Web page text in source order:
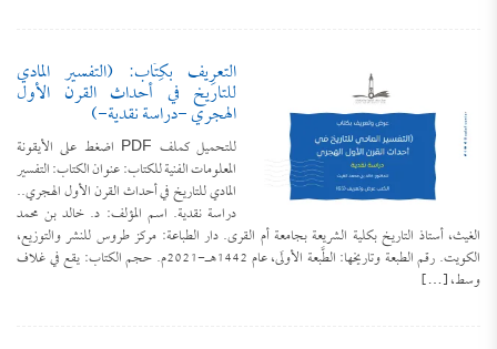
التعرِيف بكِتَاب: (التفسير المادي
للتاريخ في أحداث القرن الأول
الهجري -دراسة نقدية-)
للتحميل كملف PDF اضغط على الأيقونة
المعلومات الفنية للكتاب: عنوان الكتاب: التفسير
المادي للتاريخ في أحداث القرن الأول الهجري..
دراسة نقدية. اسم المؤلف: د. خالد بن محمد
الغيث، أستاذ التاريخ بكلية الشريعة بجامعة أم القرى. دار الطباعة: مركز طروس للنشر والتوزيع،
الكويت. رقم الطبعة وتاريخها: الطَّبعة الأولَى، عام 1442هـ-2021م. حجم الكتاب: يقع في غلاف
وسط، […]